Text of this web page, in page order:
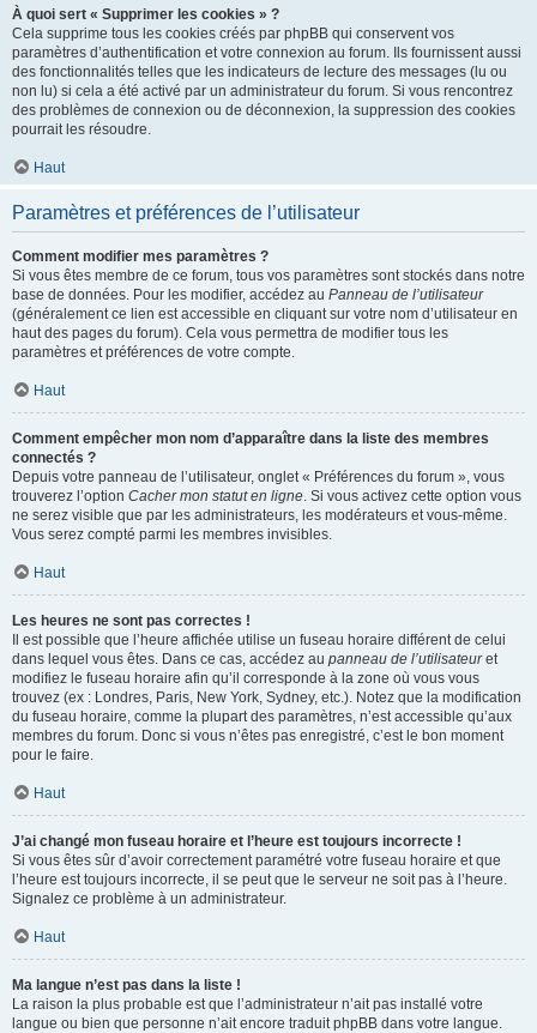
À quoi sert « Supprimer les cookies » ?
Cela supprime tous les cookies créés par phpBB qui conservent vos
paramètres d’authentification et votre connexion au forum. Ils fournissent aussi
des fonctionnalités telles que les indicateurs de lecture des messages (lu ou
non lu) si cela a été activé par un administrateur du forum. Si vous rencontrez
des problèmes de connexion ou de déconnexion, la suppression des cookies
pourrait les résoudre.
Haut
Paramètres et préférences de l’utilisateur
Comment modifier mes paramètres ?
Si vous êtes membre de ce forum, tous vos paramètres sont stockés dans notre
base de données. Pour les modifier, accédez au Panneau de l’utilisateur
(généralement ce lien est accessible en cliquant sur votre nom d’utilisateur en
haut des pages du forum). Cela vous permettra de modifier tous les
paramètres et préférences de votre compte.
Haut
Comment empêcher mon nom d’apparaître dans la liste des membres
connectés ?
Depuis votre panneau de l’utilisateur, onglet « Préférences du forum », vous
trouverez l’option Cacher mon statut en ligne. Si vous activez cette option vous
ne serez visible que par les administrateurs, les modérateurs et vous-même.
Vous serez compté parmi les membres invisibles.
Haut
Les heures ne sont pas correctes !
Il est possible que l’heure affichée utilise un fuseau horaire différent de celui
dans lequel vous êtes. Dans ce cas, accédez au panneau de l’utilisateuret
modifiez le fuseau horaire afin qu’il corresponde à la zone où vous vous
trouvez (ex : Londres, Paris, New York, Sydney, etc.). Notez que la modification
du fuseau horaire, comme la plupart des paramètres, n’est accessible qu’aux
membres du forum. Donc si vous n’êtes pas enregistré, c’est le bon moment
pour le faire.
Haut
J’ai changé mon fuseau horaire et l’heure est toujours incorrecte !
Si vous êtes sûr d’avoir correctement paramétré votre fuseau horaire et que
l’heure est toujours incorrecte, il se peut que le serveur ne soit pas à l’heure.
Signalez ce problème à un administrateur.
Haut
Ma langue n’est pas dans la liste !
La raison la plus probable est que l’administrateur n’ait pas installé votre
langue ou bien que personne n’ait encore traduit phpBB dans votre langue.